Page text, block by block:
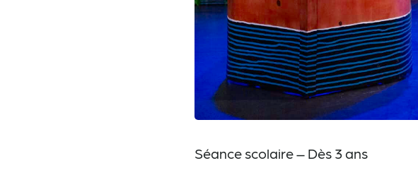
Séance scolaire – Dès 3 ans